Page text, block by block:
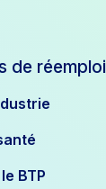
de réemploi
BTP